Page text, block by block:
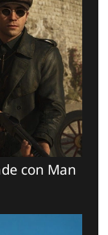
con Man